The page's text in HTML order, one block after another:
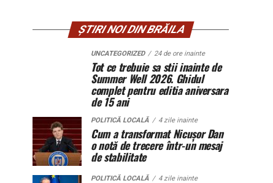
ȘTIRI NOI DIN BRĂILA
UNCATEGORIZED 24 de ore inainte
Tot ce trebuie sa stii inainte de
Summer Well 2026. Ghidul
complet pentru editia aniversara
de 15 ani
POLITICĂ LOCALĂ 4 zile inainte
Cum a transformat Nicușor Dan
o notă de trecere într-un mesaj
de stabilitate
POLITICĂ LOCALĂ 4 zile inainte